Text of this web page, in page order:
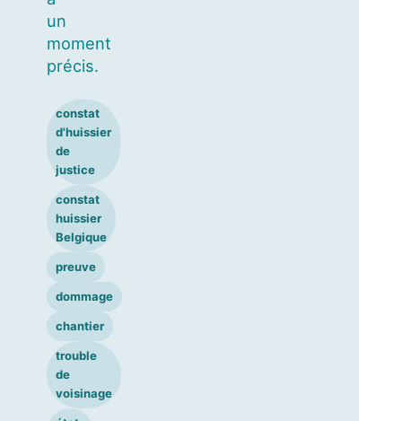
un
moment
précis.
constat
d'huissier
de
justice
constat
huissier
Belgique
preuve
dommage
chantier
trouble
de
voisinage